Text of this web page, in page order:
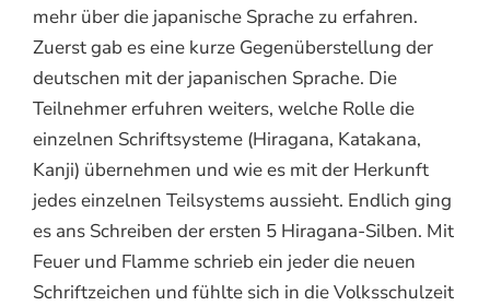
mehr über die japanische Sprache zu erfahren.
Zuerst gab es eine kurze Gegenüberstellung der
deutschen mit der japanischen Sprache. Die
Teilnehmer erfuhren weiters, welche Rolle die
einzelnen Schriftsysteme (Hiragana, Katakana,
Kanji) übernehmen und wie es mit der Herkunft
jedes einzelnen Teilsystems aussieht. Endlich ging
es ans Schreiben der ersten 5 Hiragana-Silben. Mit
Feuer und Flamme schrieb ein jeder die neuen
Schriftzeichen und fühlte sich in die Volksschulzeit